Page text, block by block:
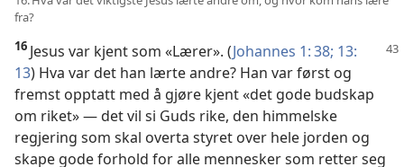
fra?
16 Jesus var kjent som «Lærer». (Johannes 1: 38; 13:
13) Hva var det han lærte andre? Han var først og
fremst opptatt med å gjøre kjent «det gode budskap
om riket» — det vil si Guds rike, den himmelske
regjering som skal overta styret over hele jorden og
skape gode forhold for alle mennesker som retter seg